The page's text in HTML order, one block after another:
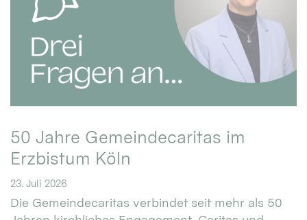
50 Jahre Gemeindecaritas im
Erzbistum Köln
23. Juli 2026
Die Gemeindecaritas verbindet seit mehr als 50